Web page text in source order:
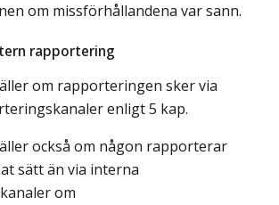
om missförhållandena var sann.
rapportering
om rapporteringen sker via
enligt 5 kap.
också om någon rapporterar
sätt än via interna
om